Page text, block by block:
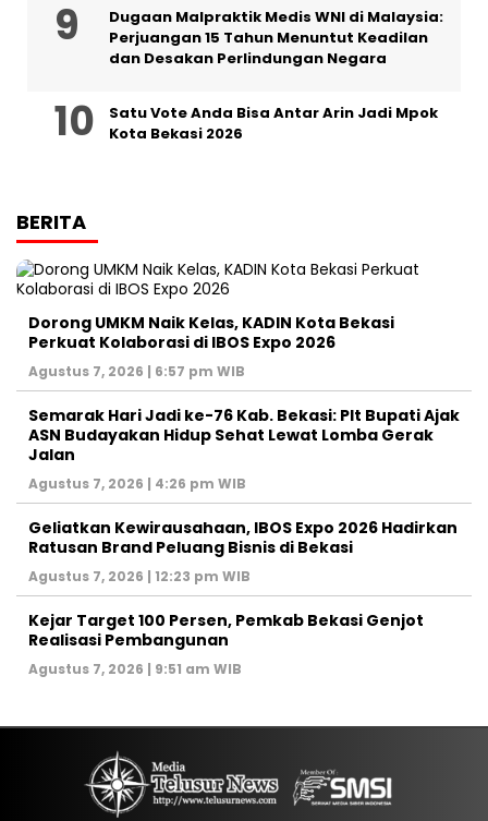
‎Dugaan Malpraktik Medis WNI di Malaysia:
Perjuangan 15 Tahun Menuntut Keadilan
dan Desakan Perlindungan Negara
Satu Vote Anda Bisa Antar Arin Jadi Mpok
Kota Bekasi 2026
BERITA
Dorong UMKM Naik Kelas, KADIN Kota Bekasi
Perkuat Kolaborasi di IBOS Expo 2026
Agustus 7, 2026 | 6:57 pm WIB
‎Semarak Hari Jadi ke-76 Kab. Bekasi: Plt Bupati Ajak
ASN Budayakan Hidup Sehat Lewat Lomba Gerak
Jalan
Agustus 7, 2026 | 4:26 pm WIB
‎Geliatkan Kewirausahaan, IBOS Expo 2026 Hadirkan
Ratusan Brand Peluang Bisnis di Bekasi
Agustus 7, 2026 | 12:23 pm WIB
Kejar Target 100 Persen, Pemkab Bekasi Genjot
Realisasi Pembangunan
Agustus 7, 2026 | 9:51 am WIB